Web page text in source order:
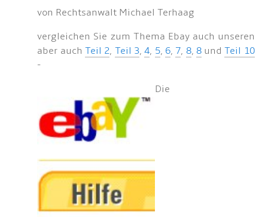
von Rechtsanwalt Michael Terhaag
vergleichen Sie zum Thema Ebay auch unseren
aber auch Teil 2, Teil 3,4, 5, 6, 7, 8, 8undTeil 10
-
Die